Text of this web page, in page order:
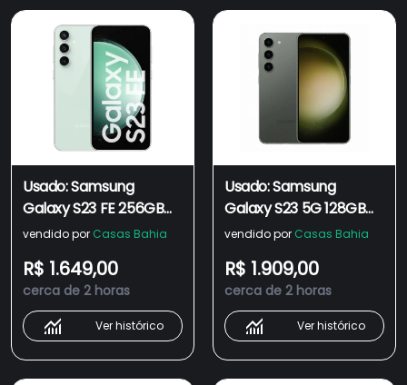
Usado: Samsung
Galaxy S23 FE 256GB
Verde - Excelente
vendido por Casas Bahia
R$ 1.649,00
cerca de 2 horas
Ver histórico
Usado: Samsung
Galaxy S23 5G 128GB
Verde Muito Bom -
vendido por Casas Bahia
R$ 1.909,00
cerca de 2 horas
Ver histórico